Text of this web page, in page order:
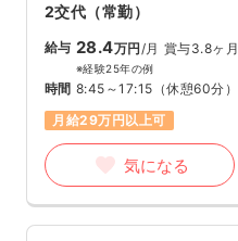
2交代（常勤）
給与 28.4万円 /月 賞与3.8ヶ月
※経験25年の例
時間 8:45～17:15 （休憩60分）
月給29万円以上可
気になる